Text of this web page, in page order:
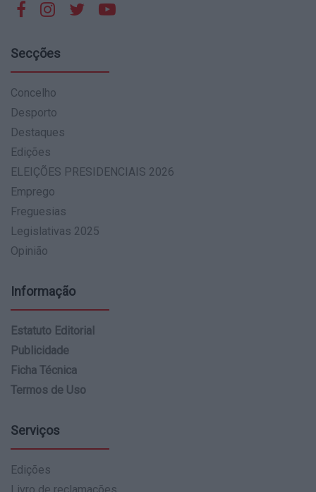
Secções
Concelho
Desporto
Destaques
Edições
ELEIÇÕES PRESIDENCIAIS 2026
Emprego
Freguesias
Legislativas 2025
Opinião
Informação
Estatuto Editorial
Publicidade
Ficha Técnica
Termos de Uso
Serviços
Edições
Livro de reclamações